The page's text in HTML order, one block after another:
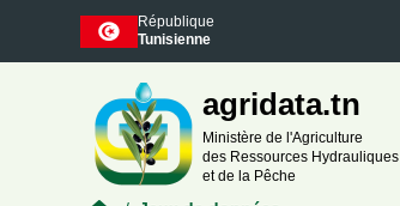
Skip to main content
République
Tunisienne
agridata.tn
Ministère de l'Agriculture
des Ressources Hydrauliques
et de la Pêche